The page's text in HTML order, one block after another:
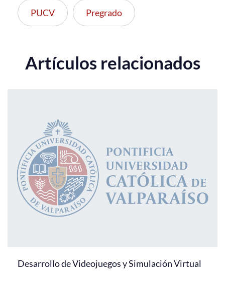
PUCV Pregrado
Artículos relacionados
Desarrollo de Videojuegos y Simulación Virtual